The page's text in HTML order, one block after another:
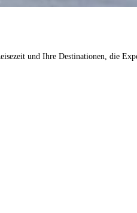
und Ihre Destinationen, die